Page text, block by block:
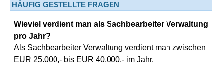
HÄUFIG GESTELLTE FRAGEN
Wieviel verdient man als Sachbearbeiter Verwaltung
pro Jahr?
Als Sachbearbeiter Verwaltung verdient man zwischen
EUR 25.000,- bis EUR 40.000,- im Jahr.